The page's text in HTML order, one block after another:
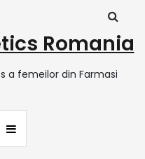
Romania
a femeilor din Farmasi